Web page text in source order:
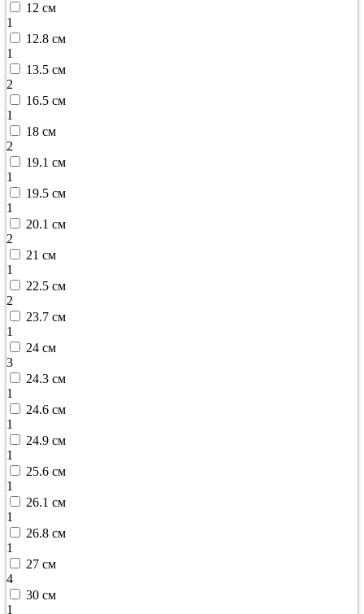
12 см
1
12.8 см
1
13.5 см
2
16.5 см
1
18 см
2
19.1 см
1
19.5 см
1
20.1 см
2
21 см
1
22.5 см
2
23.7 см
1
24 см
3
24.3 см
1
24.6 см
1
24.9 см
1
25.6 см
1
26.1 см
1
26.8 см
1
27 см
4
30 см
1